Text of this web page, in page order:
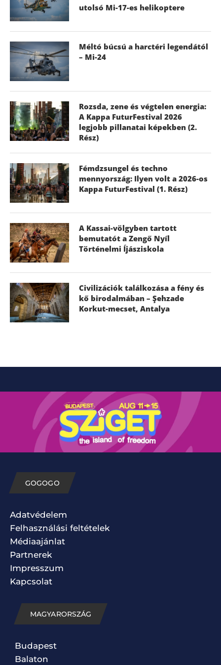
utolsó Mi-17-es helikoptere
Méltó búcsú a harctéri legendától
– Mi-24
Rozsda, zene és végtelen energia:
A Kappa FuturFestival 2026
legjobb pillanatai képekben (2.
Rész)
Fémdzsungel és techno
mennyország: Ilyen volt a 2026-os
Kappa FuturFestival (1. Rész)
A Kassai-völgyben tartott
bemutatót a Zengő Nyíl
Történelmi Íjásziskola
Civilizációk találkozása a fény és
kő birodalmában – Şehzade
Korkut-mecset, Antalya
GOGOGO
Adatvédelem
Felhasználási feltételek
Médiaajánlat
Partnerek
Impresszum
Kapcsolat
MAGYARORSZÁG
Budapest
Balaton